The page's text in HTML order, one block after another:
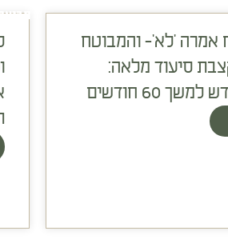
אמרה 'לא'- והמבוטח
קצבת סיעוד מלאה: